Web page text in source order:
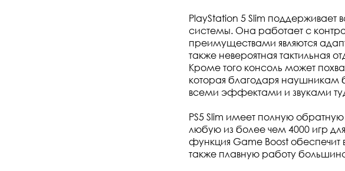
PlayStation 5 Slim
системы. Она работает с
преимуществами являются
также невероятная тактильная
Кроме того консоль может
которая благодаря наушникам
всеми эффектами и звуками
PS5 Slim имеет полную
любую из более чем 4000 игр
функция Game Boost обеспечит
также плавную работу